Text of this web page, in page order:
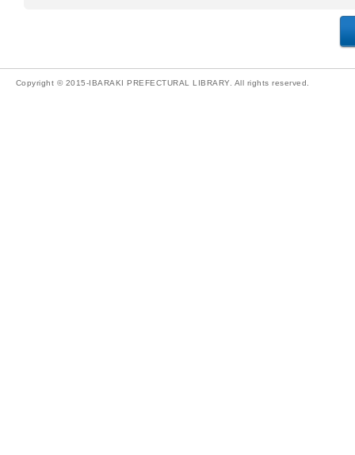
Copyright © 2015-IBARAKI PREFECTURAL LIBRARY. All rights reserved.